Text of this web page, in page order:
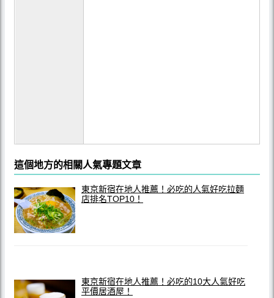
這個地方的相關人氣專題文章
東京新宿在地人推薦！必吃的人氣好吃拉麵
店排名TOP10！
東京新宿在地人推薦！必吃的10大人氣好吃
平價居酒屋！